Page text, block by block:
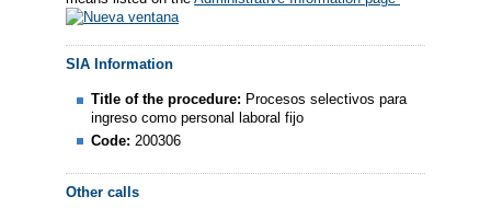
SIA Information
Title of the procedure: Procesos selectivos para
ingreso como personal laboral fijo
Code: 200306
Other calls